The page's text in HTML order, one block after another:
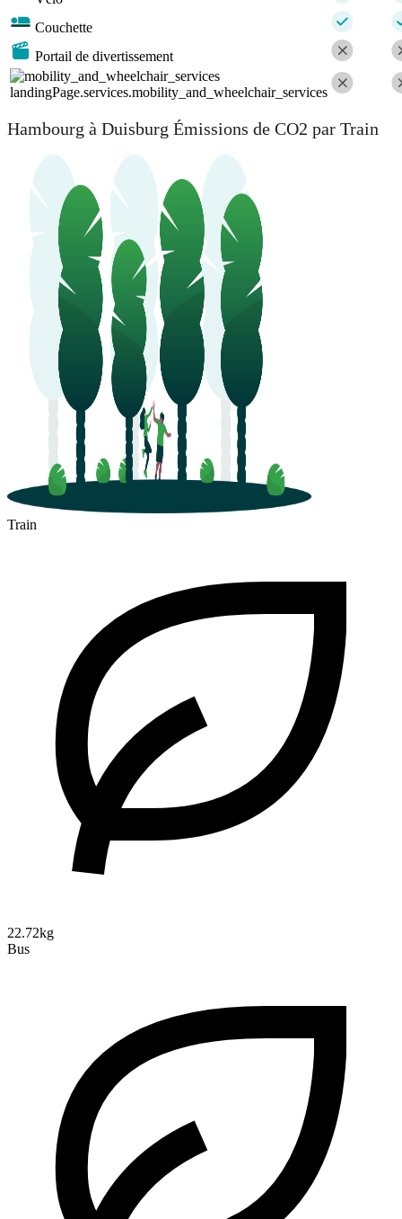
Couchette
Portail de divertissement
landingPage.services.mobility_and_wheelchair_services
Hambourg à Duisburg Émissions de CO2 par Train
Train
22.72kg
Bus